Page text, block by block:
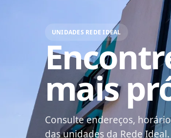
UNIDADES REDE IDEAL
mais
Consulte endereços,
das unidades da Rede Ideal.